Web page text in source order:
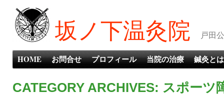
坂ノ下温灸院 戸田
HOME お問合せ プロフィール 当院の治療 鍼灸とは
CATEGORY ARCHIVES: スポーツ